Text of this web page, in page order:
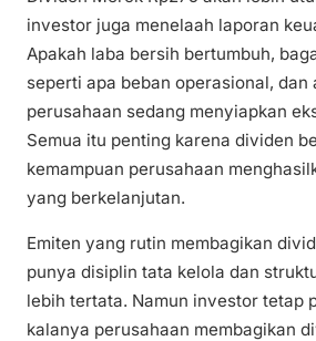
investor juga menelaah laporan
Apakah laba bersih bertumbuh,
seperti apa beban operasional, dan
perusahaan sedang menyiapkan
Semua itu penting karena dividen
kemampuan perusahaan
yang berkelanjutan.
Emiten yang rutin membagikan
punya disiplin tata kelola dan
lebih tertata. Namun investor tetap
kalanya perusahaan membagikan